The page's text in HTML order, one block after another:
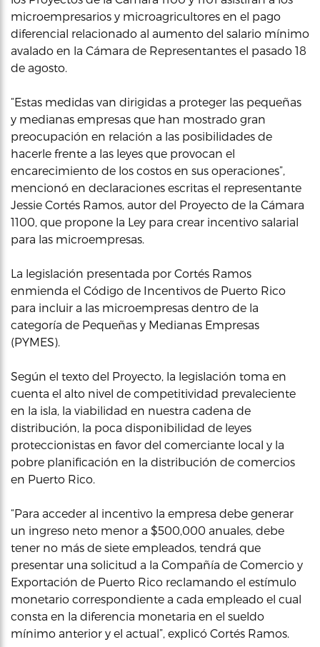
microempresarios y microagricultores en el pago
diferencial relacionado al aumento del salario mínimo
avalado en la Cámara de Representantes el pasado 18
de agosto.
“Estas medidas van dirigidas a proteger las pequeñas
y medianas empresas que han mostrado gran
preocupación en relación a las posibilidades de
hacerle frente a las leyes que provocan el
encarecimiento de los costos en sus operaciones”,
mencionó en declaraciones escritas el representante
Jessie Cortés Ramos, autor del Proyecto de la Cámara
1100, que propone la Ley para crear incentivo salarial
para las microempresas.
La legislación presentada por Cortés Ramos
enmienda el Código de Incentivos de Puerto Rico
para incluir a las microempresas dentro de la
categoría de Pequeñas y Medianas Empresas
(PYMES).
Según el texto del Proyecto, la legislación toma en
cuenta el alto nivel de competitividad prevaleciente
en la isla, la viabilidad en nuestra cadena de
distribución, la poca disponibilidad de leyes
proteccionistas en favor del comerciante local y la
pobre planificación en la distribución de comercios
en Puerto Rico.
“Para acceder al incentivo la empresa debe generar
un ingreso neto menor a $500,000 anuales, debe
tener no más de siete empleados, tendrá que
presentar una solicitud a la Compañía de Comercio y
Exportación de Puerto Rico reclamando el estímulo
monetario correspondiente a cada empleado el cual
consta en la diferencia monetaria en el sueldo
mínimo anterior y el actual”, explicó Cortés Ramos.